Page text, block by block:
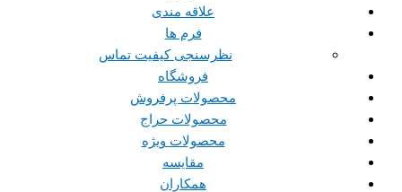
علاقه مندی
فرم ها
نظرسنجی کیفیت تماس
فروشگاه
محصولات پرفروش
محصولات حراج
محصولات ویژه
مقایسه
همکاران